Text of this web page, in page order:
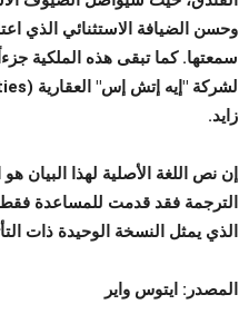
وحسن الضيافة الاستثنائي الذي
سمعتها. كما تبقى هذه الملكية
زايد.
إن نص اللغة الأصلية لهذا البيان
الترجمة فقد قدمت للمساعدة
الذي يمثل النسخة الوحيدة ذات
المصدر: ايتوس واير